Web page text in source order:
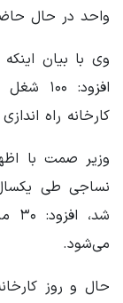
واحد در حال
کارخانه راه
وزیر صمت با
می‌شود.
حال و روز